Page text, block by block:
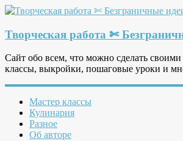
Творческая работа ✄
Сайт обо всем, что можно сделать
классы, выкройки, пошаговые уроки и
Мастер классы
Кулинария
Разное
Об авторе